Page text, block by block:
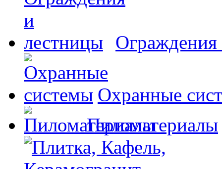
Охранные
Пиломатериалы